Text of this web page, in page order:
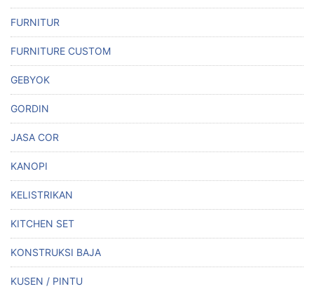
FURNITUR
FURNITURE CUSTOM
GEBYOK
GORDIN
JASA COR
KANOPI
KELISTRIKAN
KITCHEN SET
KONSTRUKSI BAJA
KUSEN / PINTU